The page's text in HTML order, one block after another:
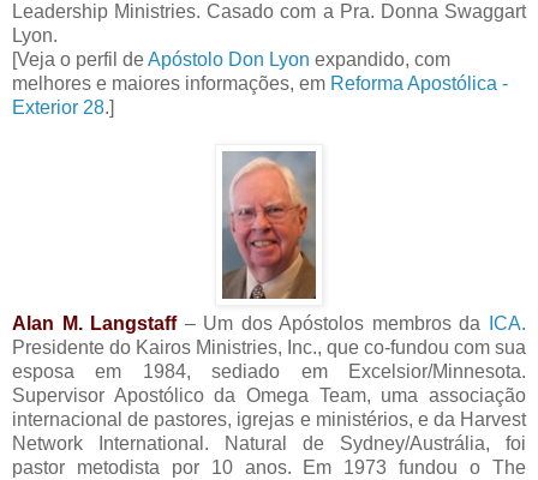
Leadership Ministries. Casado com a Pra. Donna Swaggart
Lyon.
[Veja o perfil deApóstolo Don Lyon expandido, com
melhores e maiores informações, em Reforma Apostólica -
Exterior 28.]
Alan M. Langstaff– Um dos Apóstolos membros da ICA.
Presidente do Kairos Ministries, Inc., que co-fundou com sua
esposa em 1984, sediado em Excelsior/Minnesota.
Supervisor Apostólico da Omega Team, uma associação
internacional de pastores, igrejas e ministérios, e da Harvest
Network International. Natural de Sydney/Austrália, foi
pastor metodista por 10 anos. Em 1973 fundou o The